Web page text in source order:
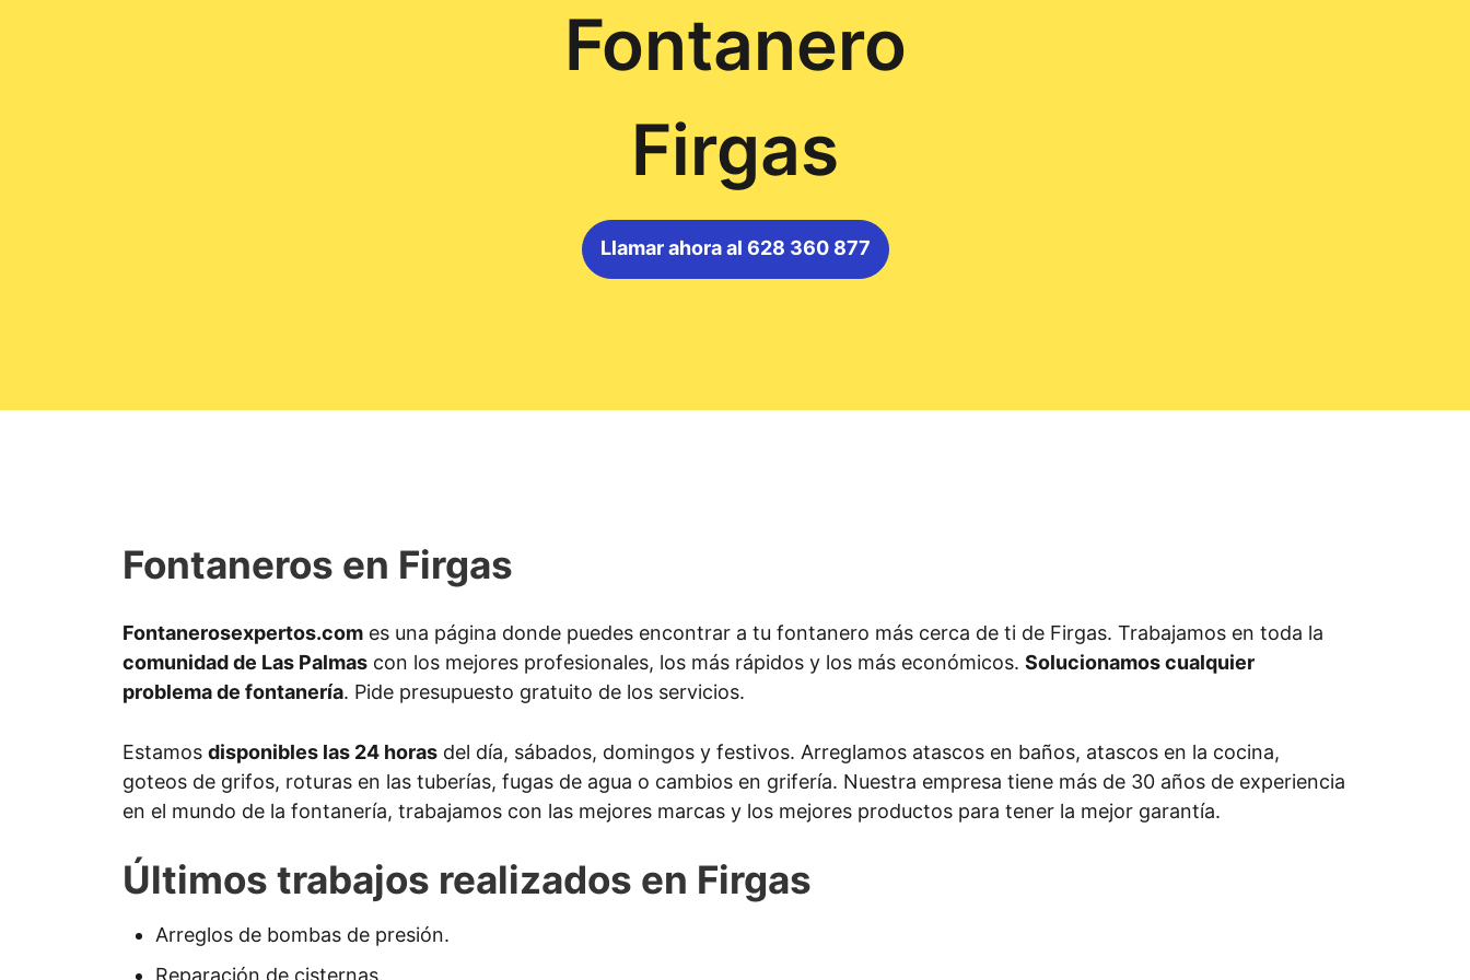
Fontanero
Firgas
Llamar ahora al 628 360 877
Fontaneros en Firgas
Fontanerosexpertos.com es una página donde puedes encontrar a tu fontanero más cerca de ti de Firgas. Trabajamos en toda la
comunidad de Las Palmas con los mejores profesionales, los más rápidos y los más económicos. Solucionamos cualquier
problema de fontanería. Pide presupuesto gratuito de los servicios.
Estamos disponibles las 24 horas del día, sábados, domingos y festivos. Arreglamos atascos en baños, atascos en la cocina,
goteos de grifos, roturas en las tuberías, fugas de agua o cambios en grifería. Nuestra empresa tiene más de 30 años de experiencia
en el mundo de la fontanería, trabajamos con las mejores marcas y los mejores productos para tener la mejor garantía.
Últimos trabajos realizados en Firgas
Arreglos de bombas de presión.
Reparación de cisternas.